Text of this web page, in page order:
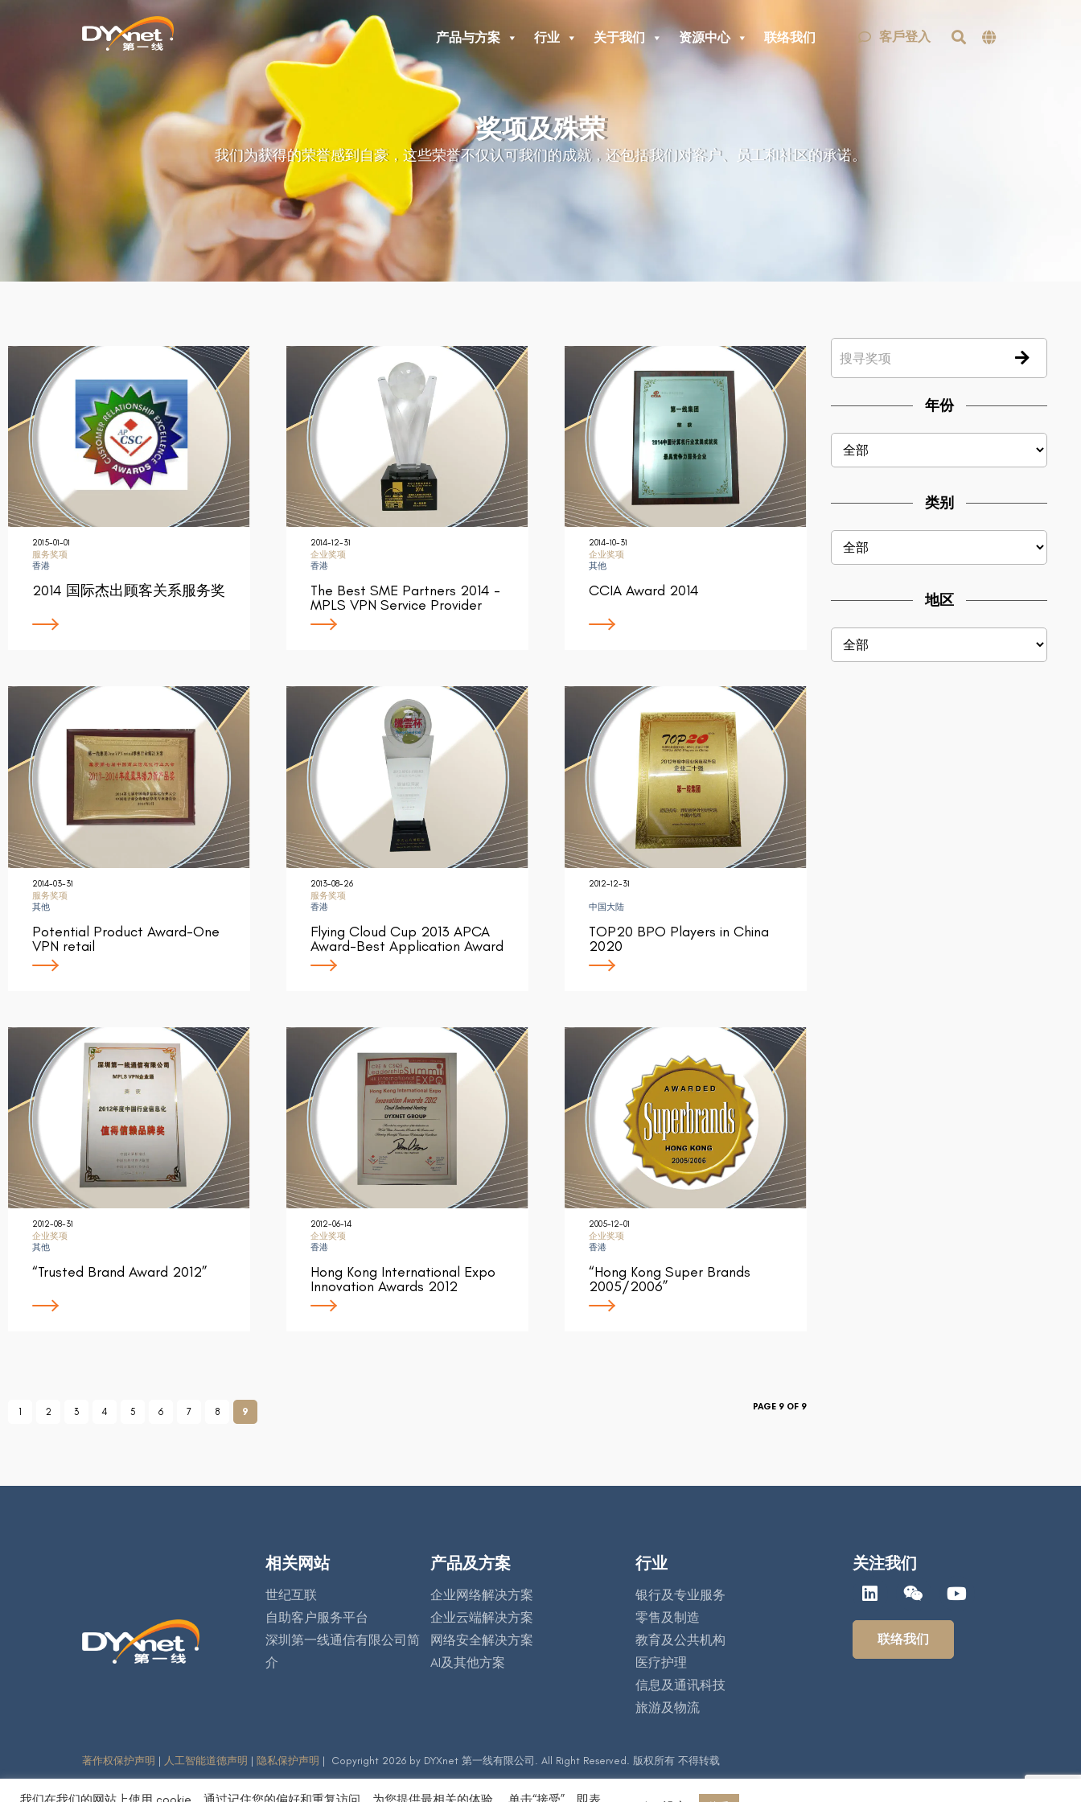
产品与方案 行业 关于我们 资源中心 联络我们 客戶登入
奖项及殊荣
我们为获得的荣誉感到自豪，这些荣誉不仅认可我们的成就，还包括我们对客户、员工和社区的承诺。
2015-01-01
服务奖项
香港
2014 国际杰出顾客关系服务奖
2014-12-31
企业奖项
香港
The Best SME Partners 2014 -
MPLS VPN Service Provider
2014-10-31
企业奖项
其他
CCIA Award 2014
2014-03-31
服务奖项
其他
Potential Product Award-One
VPN retail
2013-08-26
服务奖项
香港
Flying Cloud Cup 2013 APCA
Award-Best Application Award
2012-12-31
中国大陆
TOP20 BPO Players in China
2020
2012-08-31
企业奖项
其他
“Trusted Brand Award 2012”
2012-06-14
企业奖项
香港
Hong Kong International Expo
Innovation Awards 2012
2005-12-01
企业奖项
香港
“Hong Kong Super Brands
2005/2006”
1 2 3 4 5 6 7 8 9 PAGE 9 OF 9
年份
类别
地区
相关网站
世纪互联
自助客户服务平台
深圳第一线通信有限公司简
介
产品及方案
企业网络解决方案
企业云端解决方案
网络安全解决方案
AI及其他方案
行业
银行及专业服务
零售及制造
教育及公共机构
医疗护理
信息及通讯科技
旅游及物流
关注我们
联络我们
著作权保护声明 | 人工智能道德声明 | 隐私保护声明 | Copyright 2026 by DYXnet 第一线有限公司. All Right Reserved. 版权所有 不得转载